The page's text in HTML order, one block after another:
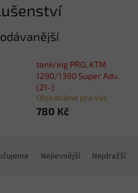
tankring PRO, KTM
1290/1390 Super Adv.
(21-)
Objednáme pro vás
780 Kč
Nejlevnější Nejdražší